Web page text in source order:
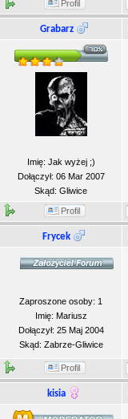
Profil
Grabarz
Imię: Jak wyżej ;)
Dołączył: 06 Mar 2007
Skąd: Gliwice
Profil
Frycek
Zaproszone osoby: 1
Imię: Mariusz
Dołączył: 25 Maj 2004
Skąd: Zabrze-Gliwice
Profil
kisia